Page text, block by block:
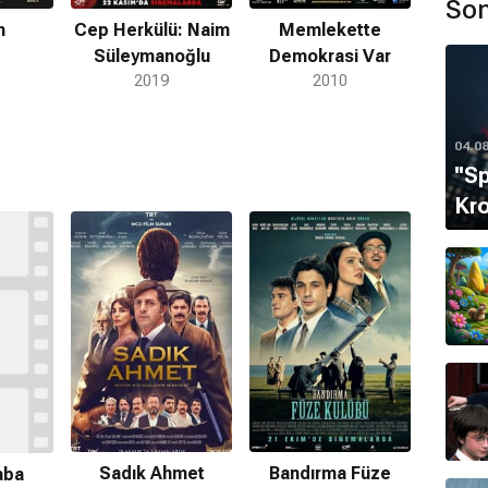
tanınan Uslu;
Aylafilmi ile büyük bir çıkış yakalamıştır.
Türk Silahlı Kuvvetleribünyesinde8 yılboyunca
sunulur. Doğruluğu ve güncelliği garanti edilmemektedir.
Cep Herkülü: Naim
Süleymanoğlu
2019
Memlekette
Demokrasi Var
2010
Sadık Ahmet
Bandırma Füze